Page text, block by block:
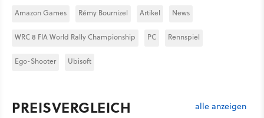
Amazon Games Rémy Bournizel Artikel News
WRC 8 FIA World Rally Championship PC Rennspiel
Ego-Shooter Ubisoft
PREISVERGLEICH alle anzeigen